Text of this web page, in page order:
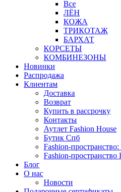
Все
ЛЁН
КОЖА
ТРИКОТАЖ
БАРХАТ
КОРСЕТЫ
КОМБИНЕЗОНЫ
Новинки
Распродажа
Клиентам
Доставка
Возврат
Купить в рассрочку
Контакты
Аутлет Fashion House
Бутик Спб
Fashion-
Fashion-пространство
Блог
О нас
Новости